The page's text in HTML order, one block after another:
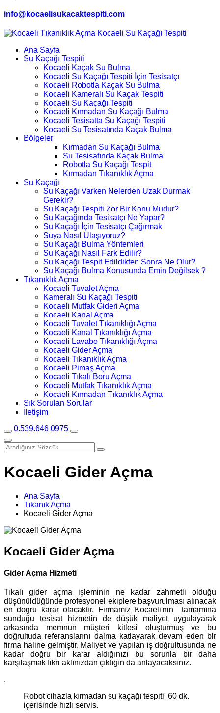
info@kocaelisukacaktespiti.com
Ana Sayfa
Su Kaçağı Tespiti
Kocaeli Kaçak Su Bulma
Kocaeli Su Kaçağı Tespiti İçin Tesisatçı
Kocaeli Robotla Kaçak Su Bulma
Kocaeli Kameralı Su Kaçak Tespiti
Kocaeli Su Kaçağı Tespiti
Kocaeli Kırmadan Su Kaçağı Bulma
Kocaeli Tesisatta Su Kaçağı Tespiti
Kocaeli Su Tesisatında Kaçak Bulma
Bölgeler
Kırmadan Su Kaçağı Bulma
Su Tesisatında Kaçak Bulma
Robotla Su Kaçağı Tespit
Kırmadan Tıkanıklık Açma
Su Kaçağı
Su Kaçağı Varken Nelerden Uzak Durmak
Gerekir?
Su Kaçağı Tespiti Zor Bir Konu Mudur?
Su Kaçağında Tesisatçı Ne Yapar?
Su Kaçağı İçin Tesisatçı Çağırmak
Suya Nasıl Ulaşıyoruz?
Su Kaçağı Bulma Yöntemleri
Su Kaçağı Nasıl Fark Edilir?
Su Kaçağı Tespit Edildikten Sonra Ne Olur?
Su Kaçağı Bulma Konusunda Emin Değilsek ?
Tıkanıklık Açma
Kocaeli Tuvalet Açma
Kameralı Su Kaçağı Tespiti
Kocaeli Mutfak Gideri Açma
Kocaeli Kanal Açma
Kocaeli Tuvalet Tıkanıklığı Açma
Kocaeli Kanal Tıkanıklığı Açma
Kocaeli Lavabo Tıkanıklığı Açma
Kocaeli Gider Açma
Kocaeli Tıkanıklık Açma
Kocaeli Pimaş Açma
Kocaeli Tıkalı Boru Açma
Kocaeli Mutfak Tıkanıklık Açma
Kocaeli Kırmadan Tıkanıklık Açma
Sık Sorulan Sorular
İletişim
0.539.646 0975
Kocaeli Gider Açma
Ana Sayfa
Tıkanık Açma
Kocaeli Gider Açma
Kocaeli Gider Açma
Gider Açma Hizmeti
Tıkalı gider açma işleminin ne kadar zahmetli olduğu
düşünüldüğünde profesyonel ekiplere başvurulması alınacak
en doğru karar olacaktır. Firmamız Kocaeli'nin tamamına
sunduğu tesisat hizmetin de düşük maliyet uygulayarak
arkasında memnun müşteri kitlesi oluşturmuş ve bu
doğrultuda referanslarını daima katlayarak devam eden bir
firma haline gelmiştir. Maliyet ve yapılan iş doğrultusunda ne
kadar doğru bir karar aldığınızı bu sorunla bir daha
karşılaşmak fikri aklınızdan çıktığın da anlayacaksınız.
.
Robot cihazla kırmadan su kaçağı tespiti, 60 dk.
içerisinde hızlı servis.